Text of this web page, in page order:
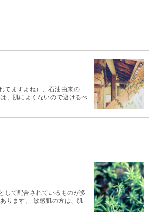
てますよね）、石油由来の
、肌によくないので避けるべ
して配合されているものが多
ります。 敏感肌の方は、肌